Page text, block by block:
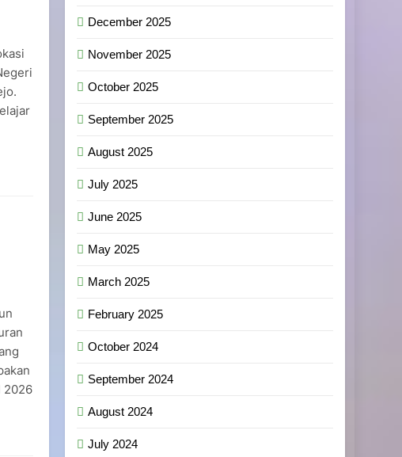
2026
December 2025
November 2025
October 2025
September 2025
August 2025
July 2025
June 2025
May 2025
March 2025
February 2025
October 2024
September 2024
August 2024
July 2024